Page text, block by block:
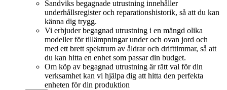
Sandviks begagnade utrustning innehåller
underhållsregister och reparationshistorik, så att du kan
känna dig trygg.
Vi erbjuder begagnad utrustning i en mängd olika
modeller för tillämpningar under och ovan jord och
med ett brett spektrum av åldrar och drifttimmar, så att
du kan hitta en enhet som passar din budget.
Om köp av begagnad utrustning är rätt val för din
verksamhet kan vi hjälpa dig att hitta den perfekta
enheten för din produktion